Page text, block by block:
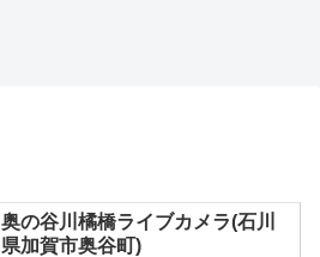
奥の谷川橘橋ライブカメラ(石川
県加賀市奥谷町)